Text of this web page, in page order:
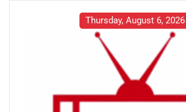
Thursday, August 6, 2026